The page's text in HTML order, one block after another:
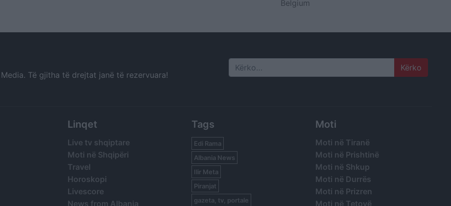
Belgium
Të gjitha të drejtat janë të rezervuara! Search
Linqet
Live tv shqiptare
Moti në Shqipëri
Travel
Horoskopi
Livescore
News from Albania
Tags
Edi Rama
Albania News
Ilir Meta
Piranjat
gazeta, tv, portale
Moti
Moti në Tiranë
Moti në Prishtinë
Moti në Shkup
Moti në Durrës
Moti në Prizren
Moti në Tetovë